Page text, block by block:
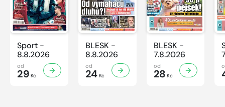
Sport -
8.8.2026
od
29 Kč
BLESK -
8.8.2026
od
24Kč
BLESK -
7.8.2026
od
28 Kč